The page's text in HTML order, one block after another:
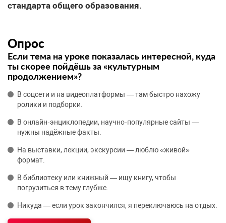
стандарта общего образования.
Опрос
Если тема на уроке показалась интересной, куда
ты скорее пойдёшь за «культурным
продолжением»?
В соцсети и на видеоплатформы — там быстро нахожу
ролики и подборки.
В онлайн‑энциклопедии, научно‑популярные сайты —
нужны надёжные факты.
На выставки, лекции, экскурсии — люблю «живой»
формат.
В библиотеку или книжный — ищу книгу, чтобы
погрузиться в тему глубже.
Никуда — если урок закончился, я переключаюсь на отдых.